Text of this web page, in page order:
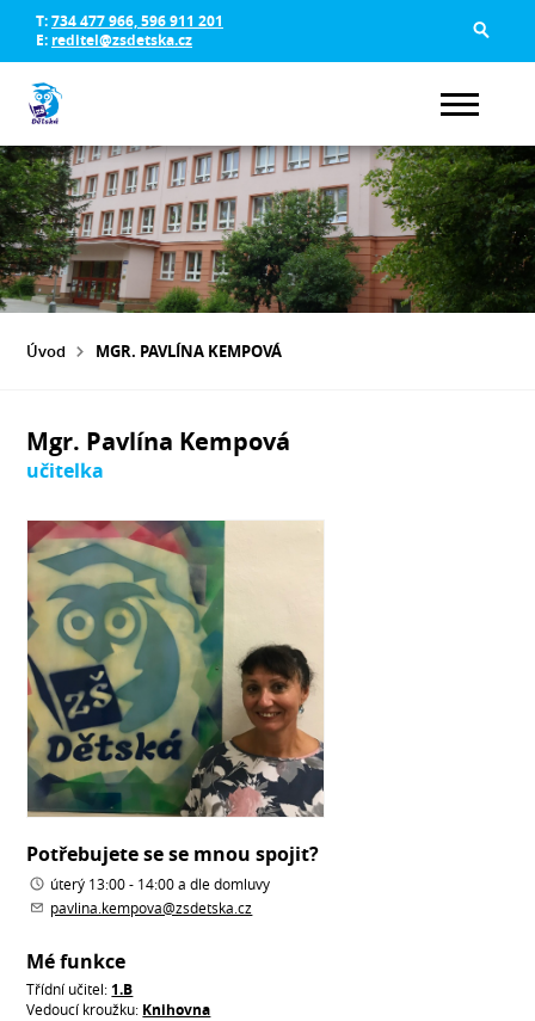
T:734 477 966, 596 911 201
E: reditel@zsdetska.cz
Úvod MGR. PAVLÍNA KEMPOVÁ
Mgr. Pavlína Kempová
učitelka
Potřebujete se se mnou spojit?
úterý 13:00 - 14:00 a dle domluvy
pavlina.kempova@zsdetska.cz
Mé funkce
Třídní učitel:1.B
Vedoucí kroužku: Knihovna